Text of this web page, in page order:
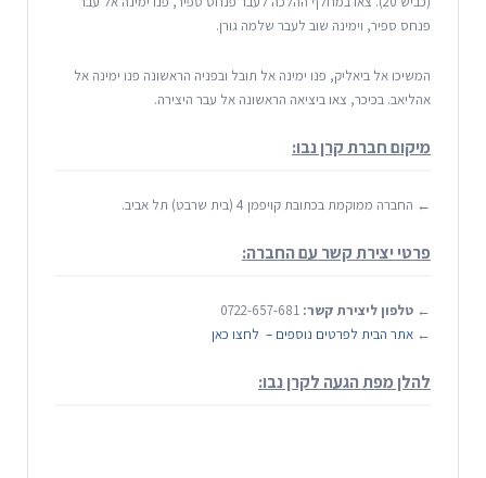
פנחס ספיר, וימינה שוב לעבר שלמה גורן.
המשיכו אל ביאליק, פנו ימינה אל תובל ובפניה הראשונה פנו ימינה אל
אהליאב. בכיכר, צאו ביציאה הראשונה אל עבר היצירה.
מיקום חברת קרן נבו:
← החברה ממוקמת בכתובת קויפמן 4 (בית שרבט) תל אביב.
פרטי יצירת קשר עם החברה:
← טלפון ליצירת קשר:
← אתר הבית לפרטים נוספים – לחצו כאן
להלן מפת הגעה לקרן נבו: